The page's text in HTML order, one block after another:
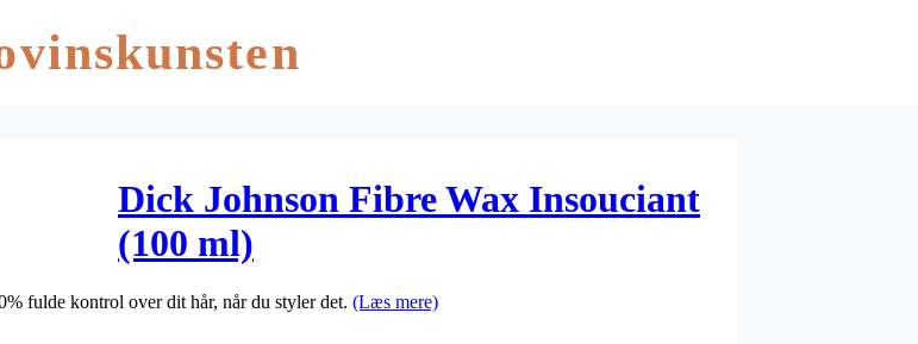
Dick Johnson Fibre Wax Insouciant
(100 ml)
fulde kontrol over dit hår, når du styler det. (Læs mere)